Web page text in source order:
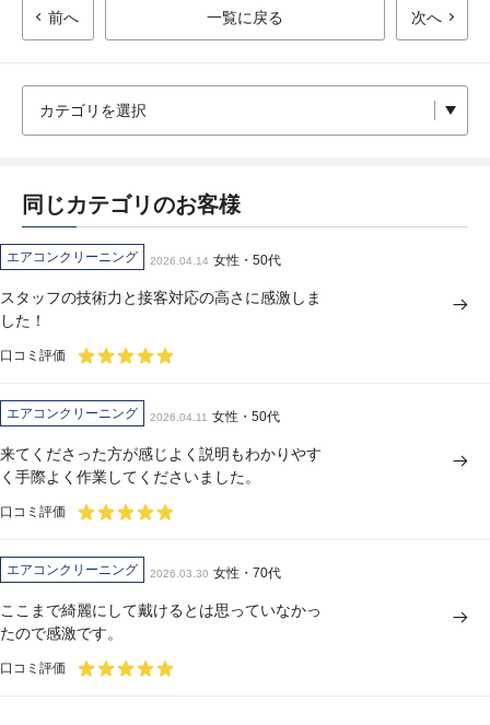
前へ 一覧に戻る 次へ
同じカテゴリのお客様
エアコンクリーニング 2026.04.14 女性・50代
スタッフの技術力と接客対応の高さに感激しま
した！
口コミ評価
エアコンクリーニング 2026.04.11 女性・50代
来てくださった方が感じよく説明もわかりやす
く手際よく作業してくださいました。
口コミ評価
エアコンクリーニング 2026.03.30 女性・70代
ここまで綺麗にして戴けるとは思っていなかっ
たので感激です。
口コミ評価